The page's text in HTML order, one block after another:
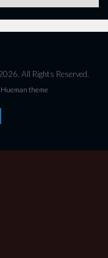
All Rights Reserved.
Hueman theme